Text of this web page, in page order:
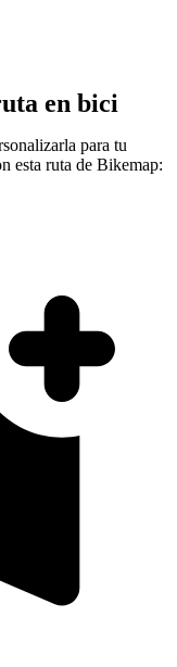
en bici
para tu
esta ruta de Bikemap: